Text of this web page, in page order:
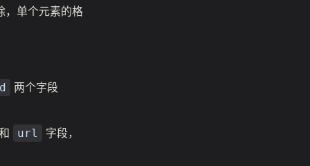
，单个元素的格
两个字段
url 字段，